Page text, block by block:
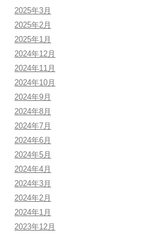
2025年3月
2025年2月
2025年1月
2024年12月
2024年11月
2024年10月
2024年9月
2024年8月
2024年7月
2024年6月
2024年5月
2024年4月
2024年3月
2024年2月
2024年1月
2023年12月